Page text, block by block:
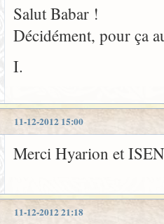
Salut Babar !
Décidément, pour ça
I.
11-12-2012 15:00
Merci Hyarion et
11-12-2012 21:18